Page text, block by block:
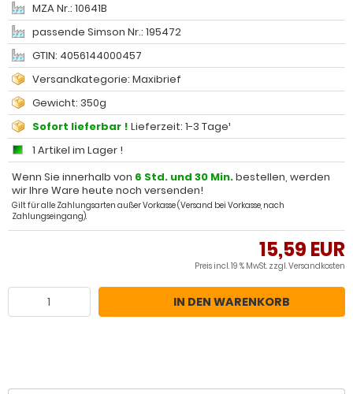
MZA Nr.: 10641B
passende Simson Nr.: 195472
GTIN: 4056144000457
Versandkategorie: Maxibrief
Gewicht: 350g
Sofort lieferbar ! Lieferzeit: 1-3 Tage¹
1 Artikel im Lager !
Wenn Sie innerhalb von 6 Std. und 30 Min.bestellen, werden
wir Ihre Ware heute noch versenden!
Gilt für alle Zahlungsarten außer Vorkasse (Versand bei Vorkasse, nach
Zahlungseingang).
15,59 EUR
Preis incl. 19 % MwSt. zzgl.Versandkosten
IN DEN WARENKORB